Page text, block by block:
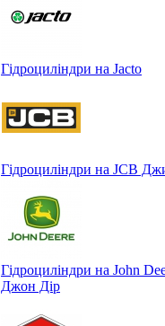
Гідроциліндри на Jacto
Гідроциліндри на JCB
Гідроциліндри на John
Джон Дір